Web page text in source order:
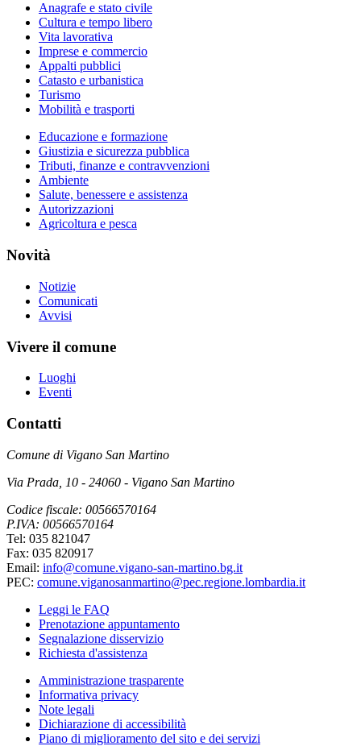
Anagrafe e stato civile
Cultura e tempo libero
Vita lavorativa
Imprese e commercio
Appalti pubblici
Catasto e urbanistica
Turismo
Mobilità e trasporti
Educazione e formazione
Giustizia e sicurezza pubblica
Tributi, finanze e contravvenzioni
Ambiente
Salute, benessere e assistenza
Autorizzazioni
Agricoltura e pesca
Novità
Notizie
Comunicati
Avvisi
Vivere il comune
Luoghi
Eventi
Contatti
Comune di Vigano San Martino
Via Prada, 10 - 24060 - Vigano San Martino
Codice fiscale: 00566570164
P.IVA: 00566570164
Tel: 035 821047
Fax: 035 820917
Email: info@comune.vigano-san-martino.bg.it
PEC: comune.viganosanmartino@pec.regione.lombardia.it
Leggi le FAQ
Prenotazione appuntamento
Segnalazione disservizio
Richiesta d'assistenza
Amministrazione trasparente
Informativa privacy
Note legali
Dichiarazione di accessibilità
Piano di miglioramento del sito e dei servizi